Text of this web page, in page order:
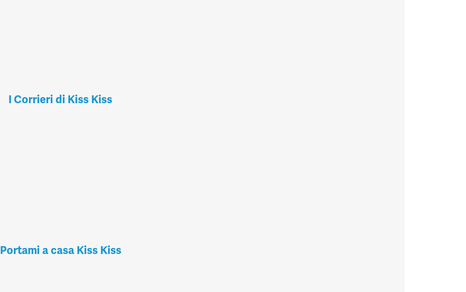
I Corrieri di Kiss Kiss
Portami a casa Kiss Kiss